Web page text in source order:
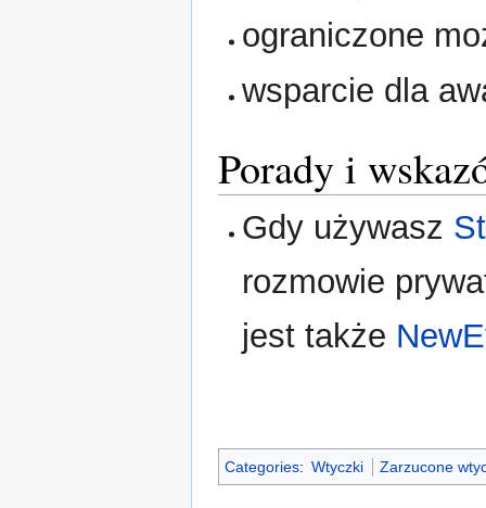
ograniczone
wsparcie dla
Porady i
Gdy używasz
rozmowie
jest także
Categories: Wtyczki Zarzucone